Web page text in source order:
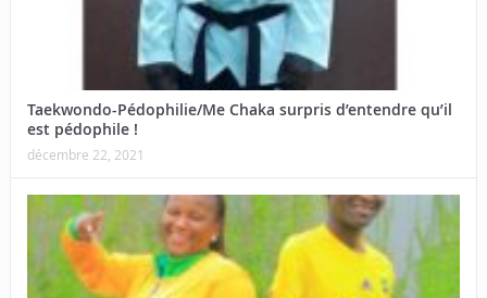
Taekwondo-Pédophilie/Me Chaka surpris d’entendre qu’il
est pédophile !
décembre 22, 2021